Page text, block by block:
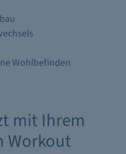
Wohlbefinden
mit Ihrem
Workout